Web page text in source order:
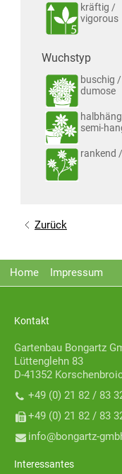
kräftig /
vigorous
Wuchstyp
buschig /
dumose
semi-
rankend
Zurück
Home Impressum
Kontakt
Gartenbau Bongartz
Lüttenglehn 83
D-41352
+49 (0) 21 82 / 83
+49 (0) 21 82 / 83
nf
b ng rtz-
Interessantes